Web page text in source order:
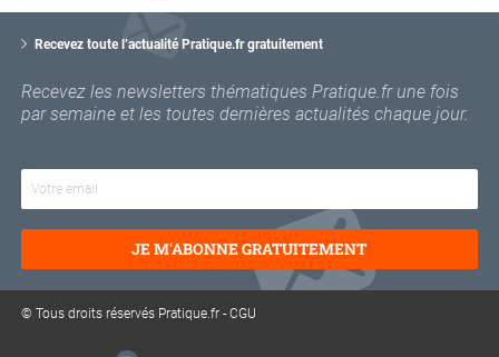
Recevez toute l’actualité Pratique.fr gratuitement
Recevez les newsletters thématiques Pratique.fr une fois
par semaine et les toutes dernières actualités chaque jour.
o
r
e
e
JE M'ABONNE GRATUITEMENT
© Tous droits réservés Pratique.fr -CGU